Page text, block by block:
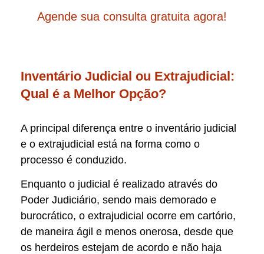
Agende sua consulta gratuita agora!
Inventário Judicial ou Extrajudicial:
Qual é a Melhor Opção?
A principal diferença entre o inventário judicial
e o extrajudicial está na forma como o
processo é conduzido.
Enquanto o judicial é realizado através do
Poder Judiciário, sendo mais demorado e
burocrático, o extrajudicial ocorre em cartório,
de maneira ágil e menos onerosa, desde que
os herdeiros estejam de acordo e não haja